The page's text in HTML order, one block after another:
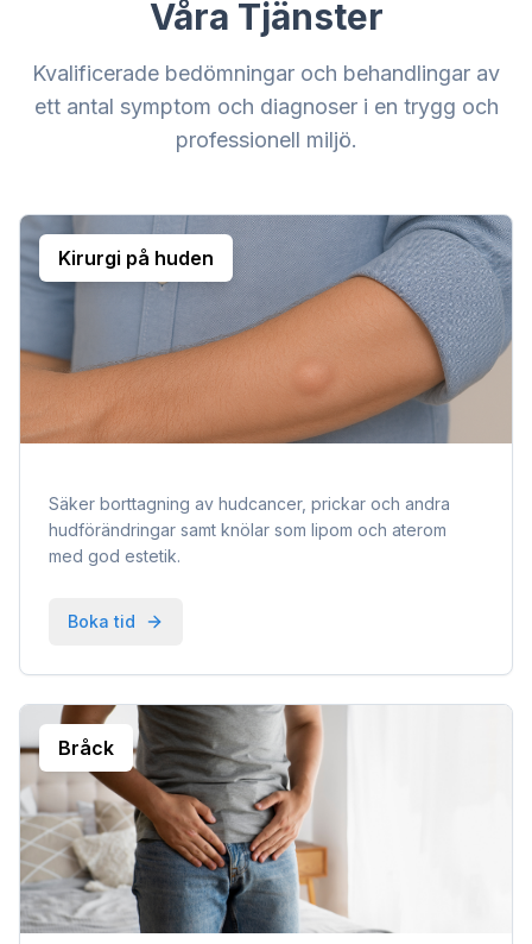
Våra Tjänster
Kvalificerade bedömningar och behandlingar av
ett antal symptom och diagnoser i en trygg och
professionell miljö.
Kirurgi på huden
Säker borttagning av hudcancer, prickar och andra
hudförändringar samt knölar som lipom och aterom
med god estetik.
Boka tid
Bråck